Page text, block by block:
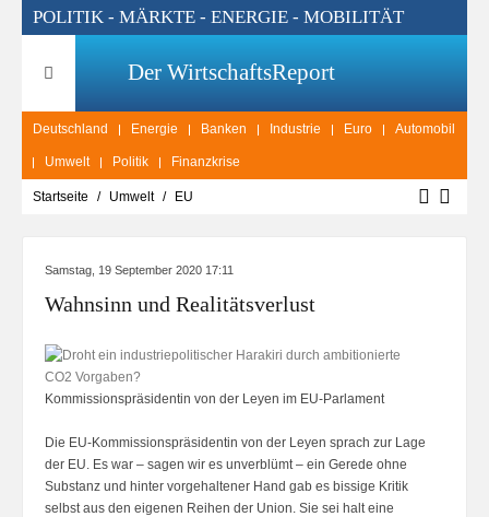
POLITIK - MÄRKTE - ENERGIE - MOBILITÄT
Der WirtschaftsReport
Deutschland Energie Banken Industrie Euro Automobil
Umwelt Politik Finanzkrise
Startseite Umwelt EU
Samstag, 19 September 2020 17:11
Wahnsinn und Realitätsverlust
Kommissionspräsidentin von der Leyen im EU-Parlament
Die EU-Kommissionspräsidentin von der Leyen sprach zur Lage
der EU. Es war – sagen wir es unverblümt – ein Gerede ohne
Substanz und hinter vorgehaltener Hand gab es bissige Kritik
selbst aus den eigenen Reihen der Union. Sie sei halt eine